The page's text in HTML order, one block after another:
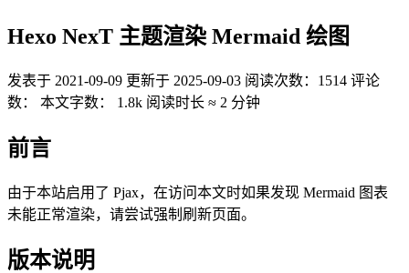
Hexo NexT 主题渲染 Mermaid 绘图
发表于 2021-09-09 更新于 2025-09-03 阅读次数： 1514 评论
数：
本文字数： 1.8k 阅读时长 ≈ 2 分钟
前言
由于本站启用了 Pjax，在访问本文时如果发现 Mermaid 图表
未能正常渲染，请尝试强制刷新页面。
版本说明